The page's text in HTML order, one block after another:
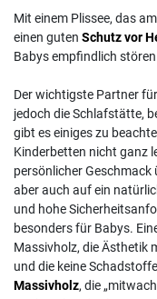
Mit einem Plissee, das
einen guten Schutz vor
Babys empfindlich
Der wichtigste Partner
jedoch die Schlafstätte,
gibt es einiges zu
Kinderbetten nicht ganz
persönlicher Geschmack
aber auch auf ein
und hohe
besonders für Babys.
Massivholz, die Ästhetik
und die keine
Massivholz, die